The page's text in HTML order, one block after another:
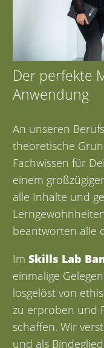
Der perfekte
Anwendung
An unseren
theoretische
Fachwissen für
einem
alle Inhalte und
beantworten alle
Im Skills Lab
einmalige
losgelöst von
zu erproben und
schaffen. Wir
und als